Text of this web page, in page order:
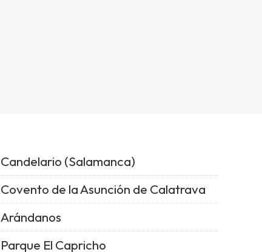
Candelario (Salamanca)
Covento de la Asunción de Calatrava
Arándanos
Parque El Capricho